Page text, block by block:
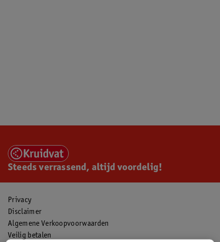
Steeds verrassend, altijd voordelig!
Privacy
Disclaimer
Algemene Verkoopvoorwaarden
Veilig betalen